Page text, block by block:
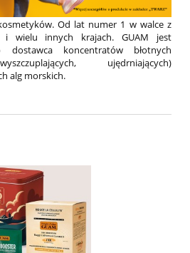
Od lat numer 1 w walce z
i wielu innych krajach. GUAM jest
koncentratów błotnych
ujędrniających)
alg morskich.